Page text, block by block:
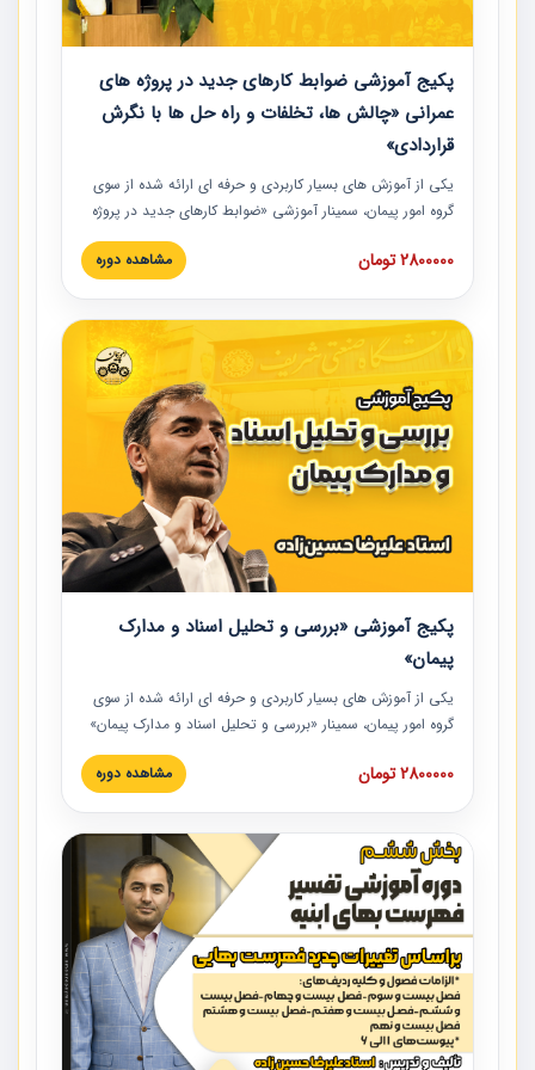
پکیج آموزشی ضوابط کارهای جدید در پروژه های
عمرانی «چالش ها، تخلفات و راه حل ها با نگرش
قراردادی»
یکی از آموزش‏‏‏‏‏‏ های بسیار کاربردی و حرفه‏ ای ارائه شده از سوی
گروه امور پیمان، سمینار آموزشی «ضوابط کارهای جدید در پروژه
های عمرانی» چالش ها، تخلفات و راه حل ها با نگرش قراردادی
است که در محل سندیکای شرکت های ساختمانی کشور ارائه شد.
مدارک پیمان به همراه تجربیات عملی ارائه شده است.
2800000 تومان مشاهده دوره
پکیج آموزشی «بررسی و تحلیل اسناد و مدارک
پیمان»
یکی از آموزش‏‏‏‏‏‏ های بسیار کاربردی و حرفه‏ ای ارائه شده از سوی
گروه امور پیمان، سمینار «بررسی و تحلیل اسناد و مدارک پیمان»
است که در دانشگاه صنعتی شریف ارائه شد. در این آموزش
نکات کلیدی مربوط به اسناد و مدارک پیمان، اولویت بندی اسناد
پیمان به همراه تجربیات عملی در این خصوص ارائه شده است.
2800000 تومان مشاهده دوره